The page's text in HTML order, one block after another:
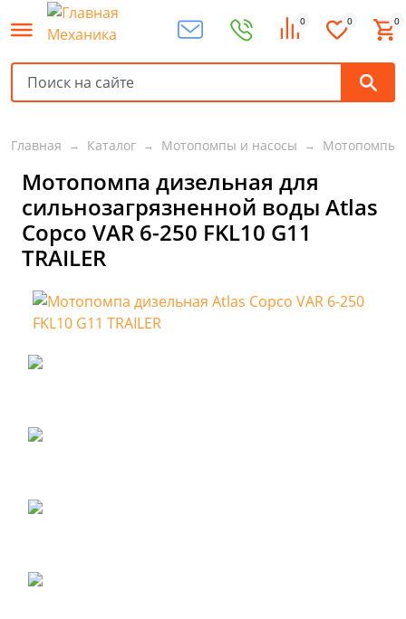
0 0 0
Главная Каталог Мотопомпы и насосы Мотопомпы
Мотопомпа дизельная для
сильнозагрязненной воды Atlas
Copco VAR 6-250 FKL10 G11
TRAILER